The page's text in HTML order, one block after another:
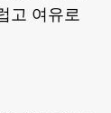
고 여유로